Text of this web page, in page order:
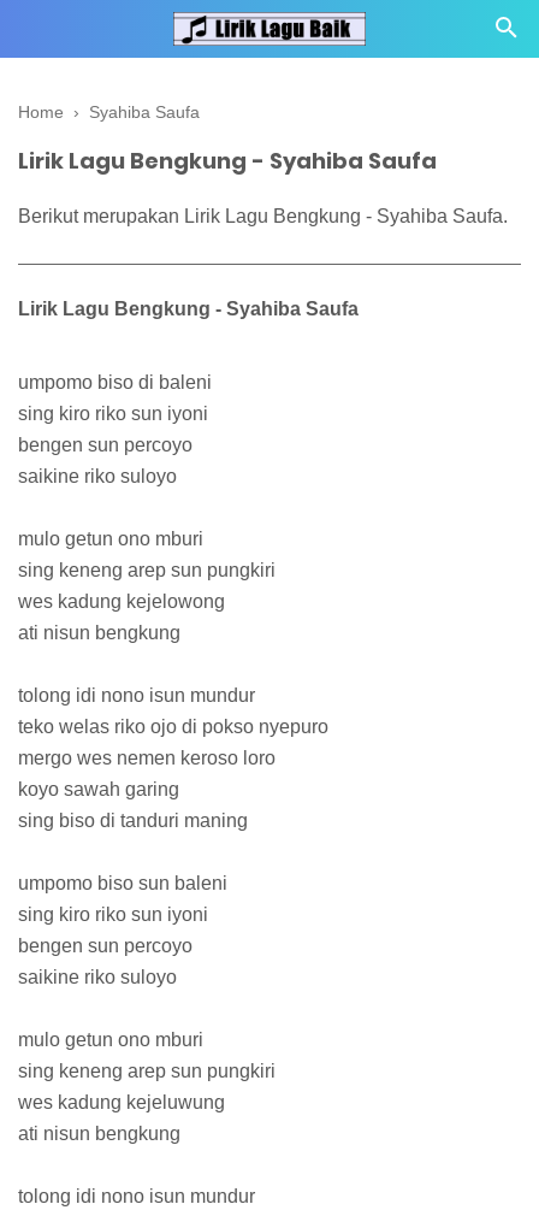
Home › Syahiba Saufa
Lirik Lagu Bengkung - Syahiba Saufa
Berikut merupakan Lirik Lagu Bengkung - Syahiba Saufa.
Lirik Lagu Bengkung - Syahiba Saufa
umpomo biso di baleni
sing kiro riko sun iyoni
bengen sun percoyo
saikine riko suloyo
mulo getun ono mburi
sing keneng arep sun pungkiri
wes kadung kejelowong
ati nisun bengkung
tolong idi nono isun mundur
teko welas riko ojo di pokso nyepuro
mergo wes nemen keroso loro
koyo sawah garing
sing biso di tanduri maning
umpomo biso sun baleni
sing kiro riko sun iyoni
bengen sun percoyo
saikine riko suloyo
mulo getun ono mburi
sing keneng arep sun pungkiri
wes kadung kejeluwung
ati nisun bengkung
tolong idi nono isun mundur